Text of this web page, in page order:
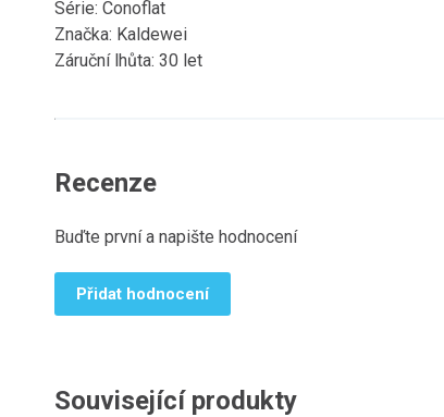
Série: Conoflat
Značka: Kaldewei
Záruční lhůta: 30 let
Recenze
Buďte první a napište hodnocení
Přidat hodnocení
Související produkty